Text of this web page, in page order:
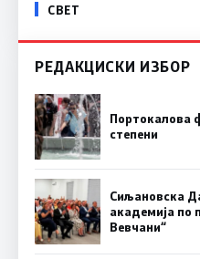
СВЕТ
РЕДАКЦИСКИ ИЗБОР
Портокалова
степени
Сиљановска
академија по
Вевчани“